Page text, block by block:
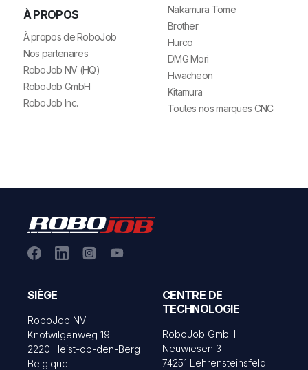
À PROPOS
À propos de RoboJob
Nos partenaires
RoboJob NV (HQ)
RoboJob GmbH
RoboJob Inc.
Nakamura Tome
Brother
Hurco
DMG Mori
Hwacheon
Kitamura
Toutes nos marques CNC
SIÈGE
RoboJob NV
Knotwilgenweg 19
2220 Heist-op-den-Berg
Belgique
CENTRE DE
TECHNOLOGIE
RoboJob GmbH
Neuwiesen 3
74251 Lehrensteinsfeld